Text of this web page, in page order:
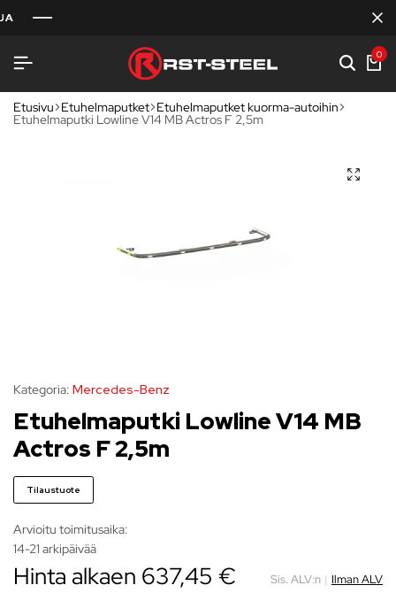
0
Etusivu Etuhelmaputket Etuhelmaputket kuorma-autoihin
Etuhelmaputki Lowline V14 MB Actros F 2,5m
Kategoria: Mercedes-Benz
Etuhelmaputki Lowline V14 MB
Actros F 2,5m
Tilaustuote
Arvioitu toimitusaika:
14-21 arkipäivää
Hinta alkaen 637,45 € Sis. ALV:n | Ilman ALV